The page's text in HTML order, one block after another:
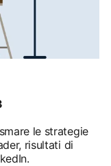
le strategie
risultati di